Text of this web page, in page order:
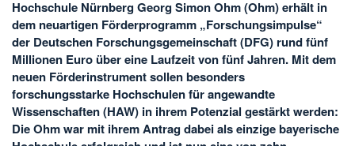
Hochschule Nürnberg Georg Simon Ohm (Ohm) erhält in
dem neuartigen Förderprogramm „Forschungsimpulse“
der Deutschen Forschungsgemeinschaft (DFG) rund fünf
Millionen Euroüber eine Laufzeit von fünf Jahren. Mit dem
neuen Förderinstrument sollen besonders
forschungsstarke Hochschulen für angewandte
Wissenschaften (HAW) in ihrem Potenzial gestärkt werden:
Die Ohm war mit ihrem Antrag dabei als einzige bayerische